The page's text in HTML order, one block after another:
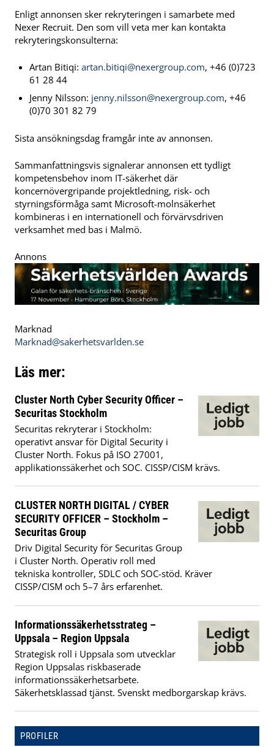
Enligt annonsen sker rekryteringen i samarbete med
Nexer Recruit. Den som vill veta mer kan kontakta
rekryteringskonsulterna:
Artan Bitiqi: artan.bitiqi@nexergroup.com, +46 (0)723
61 28 44
Jenny Nilsson: jenny.nilsson@nexergroup.com, +46
(0)70 301 82 79
Sista ansökningsdag framgår inte av annonsen.
Sammanfattningsvis signalerar annonsen ett tydligt
kompetensbehov inom IT-säkerhet där
koncernövergripande projektledning, risk- och
styrningsförmåga samt Microsoft-molnsäkerhet
kombineras i en internationell och förvärvsdriven
verksamhet med bas i Malmö.
Annons
Marknad
Marknad@sakerhetsvarlden.se
Läs mer:
Cluster North Cyber Security Officer –
Securitas Stockholm
Securitas rekryterar i Stockholm:
operativt ansvar för Digital Security i
Cluster North. Fokus på ISO 27001,
applikationssäkerhet och SOC. CISSP/CISM krävs.
CLUSTER NORTH DIGITAL / CYBER
SECURITY OFFICER – Stockholm –
Securitas Group
Driv Digital Security för Securitas Group
i Cluster North. Operativ roll med
tekniska kontroller, SDLC och SOC-stöd. Kräver
CISSP/CISM och 5–7 års erfarenhet.
Informationssäkerhetsstrateg –
Uppsala – Region Uppsala
Strategisk roll i Uppsala som utvecklar
Region Uppsalas riskbaserade
informationssäkerhetsarbete.
Säkerhetsklassad tjänst. Svenskt medborgarskap krävs.
PROFILER